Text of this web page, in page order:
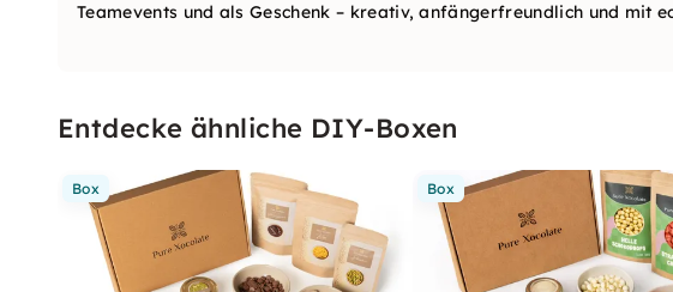
Teamevents und als Geschenk – kreativ, anfängerfreundlich und mit
Entdecke ähnliche DIY-Boxen
Box Box